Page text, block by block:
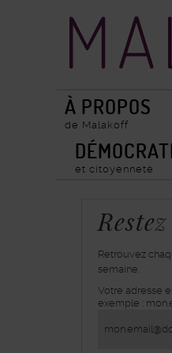
Malakoff
À PROPOS
de Malakoff
et citoyenneté
Retrouvez
semaine.
inscrivez-
vous
Votre adresse
exemple :